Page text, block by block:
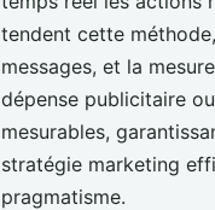
tendent cette
messages, et la
dépense publicitaire
mesurables,
stratégie marketing
pragmatisme.